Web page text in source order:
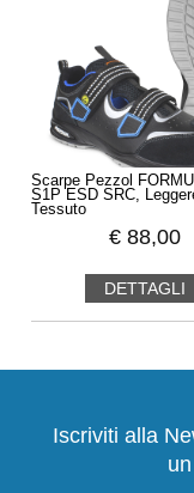
Scarpe Pezzol
S1P ESD SRC,
Tessuto
€ 88,00
DETTAGLI
Iscriviti alla